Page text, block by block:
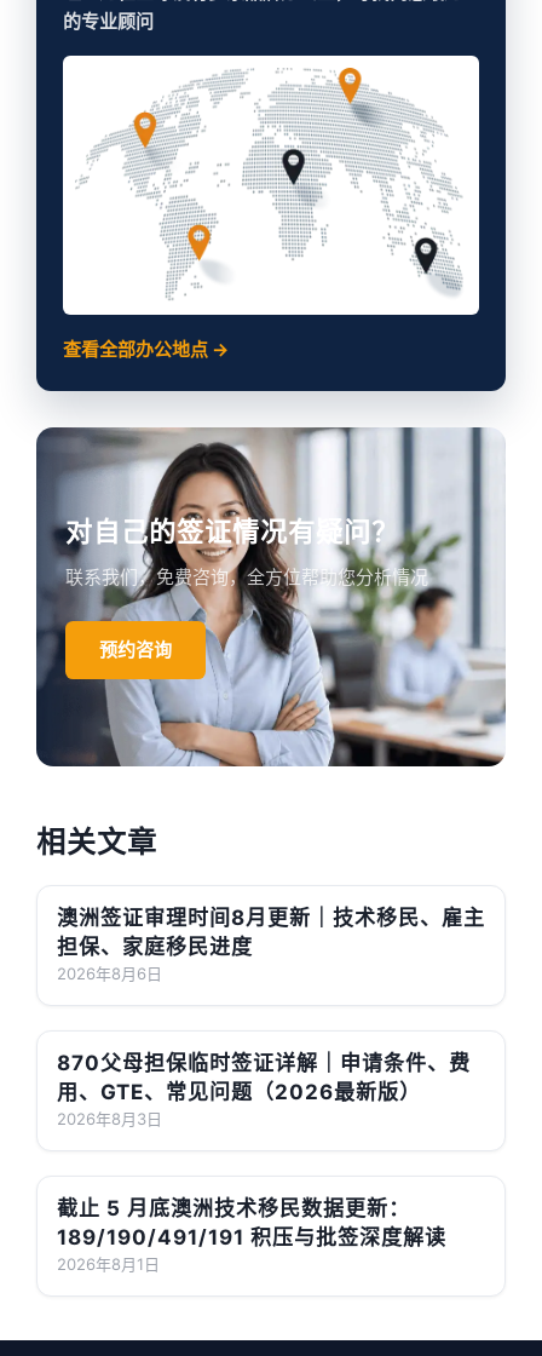
的专业顾问
查看全部办公地点 →
对自己的签证情况有疑问？
联系我们，免费咨询，全方位帮助您分析情况
预约咨询
相关文章
澳洲签证审理时间8月更新｜技术移民、雇主
担保、家庭移民进度
2026年8月6日
870父母担保临时签证详解｜申请条件、费
用、GTE、常见问题（2026最新版）
2026年8月3日
截止 5 月底澳洲技术移民数据更新：
189/190/491/191 积压与批签深度解读
2026年8月1日